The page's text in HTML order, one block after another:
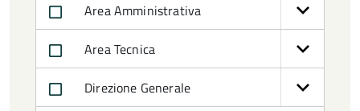
Area Amministrativa
Area Tecnica
Direzione Generale